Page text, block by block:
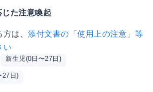
た注意喚起
方は、添付文書の「使用上の注意」等
い
新生児(0日〜27日)
27日)